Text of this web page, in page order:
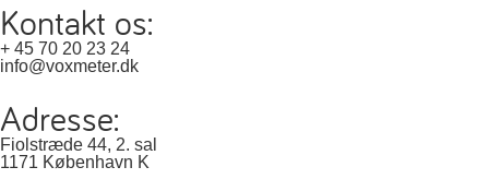
Kontakt os:
+ 45 70 20 23 24
info@voxmeter.dk
Adresse:
Fiolstræde 44, 2. sal
1171 København K